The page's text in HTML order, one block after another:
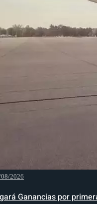
2026
Ganancias por